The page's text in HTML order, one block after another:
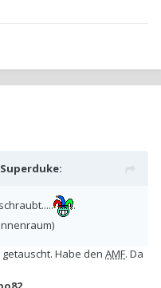
Superduke:
.
Habe den AMF. Da